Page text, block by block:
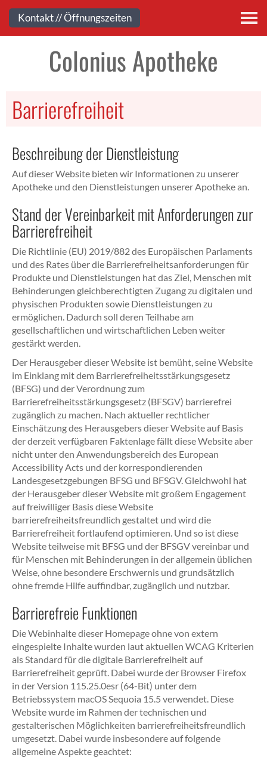
Kontakt
Colonius Apotheke
Barrierefreiheit
Beschreibung der Dienstleistung
Auf dieser Website bieten wir Informationen zu unserer
Apotheke und den Dienstleistungen unserer Apotheke an.
Stand der Vereinbarkeit mit Anforderungen zur
Barrierefreiheit
Die Richtlinie (EU) 2019/882 des Europäischen Parlaments
und des Rates über die Barrierefreiheitsanforderungen für
Produkte und Dienstleistungen hat das Ziel, Menschen mit
Behinderungen gleichberechtigten Zugang zu digitalen und
physischen Produkten sowie Dienstleistungen zu
ermöglichen. Dadurch soll deren Teilhabe am
gesellschaftlichen und wirtschaftlichen Leben weiter
gestärkt werden.
Der Herausgeber dieser Website ist bemüht, seine Website
im Einklang mit dem Barrierefreiheitsstärkungsgesetz
(BFSG) und der Verordnung zum
Barrierefreiheitsstärkungsgesetz (BFSGV) barrierefrei
zugänglich zu machen. Nach aktueller rechtlicher
Einschätzung des Herausgebers dieser Website auf Basis
der derzeit verfügbaren Faktenlage fällt diese Website aber
nicht unter den Anwendungsbereich des European
Accessibility Acts und der korrespondierenden
Landesgesetzgebungen BFSG und BFSGV. Gleichwohl hat
der Herausgeber dieser Website mit großem Engagement
auf freiwilliger Basis diese Website
barrierefreiheitsfreundlich gestaltet und wird die
Barrierefreiheit fortlaufend optimieren. Und so ist diese
Website teilweise mit BFSG und der BFSGV vereinbar und
für Menschen mit Behinderungen in der allgemein üblichen
Weise, ohne besondere Erschwernis und grundsätzlich
ohne fremde Hilfe auffindbar, zugänglich und nutzbar.
Barrierefreie Funktionen
Die Webinhalte dieser Homepage ohne von extern
eingespielte Inhalte wurden laut aktuellen WCAG Kriterien
als Standard für die digitale Barrierefreiheit auf
Barrierefreiheit geprüft. Dabei wurde der Browser Firefox
in der Version 115.25.0esr (64-Bit) unter dem
Betriebssystem macOS Sequoia 15.5 verwendet. Diese
Website wurde im Rahmen der technischen und
gestalterischen Möglichkeiten barrierefreiheitsfreundlich
umgesetzt. Dabei wurde insbesondere auf folgende
allgemeine Aspekte geachtet:
Kontakt // Öffnungszeiten